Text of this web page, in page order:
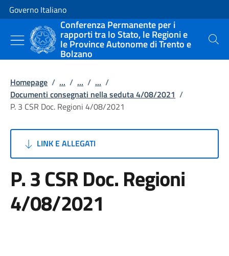
Vai al contenuto
Vai alla navigazione del sito
Governo Italiano
Conferenza Permanente per i
rapporti tra lo Stato, le Regioni e
le Province Autonome di Trento e
Bolzano
Cerca
Homepage / ... / ... / ... /
Documenti consegnati nella seduta 4/08/2021 /
P. 3 CSR Doc. Regioni 4/08/2021
LINK E ALLEGATI
P. 3 CSR Doc. Regioni
4/08/2021